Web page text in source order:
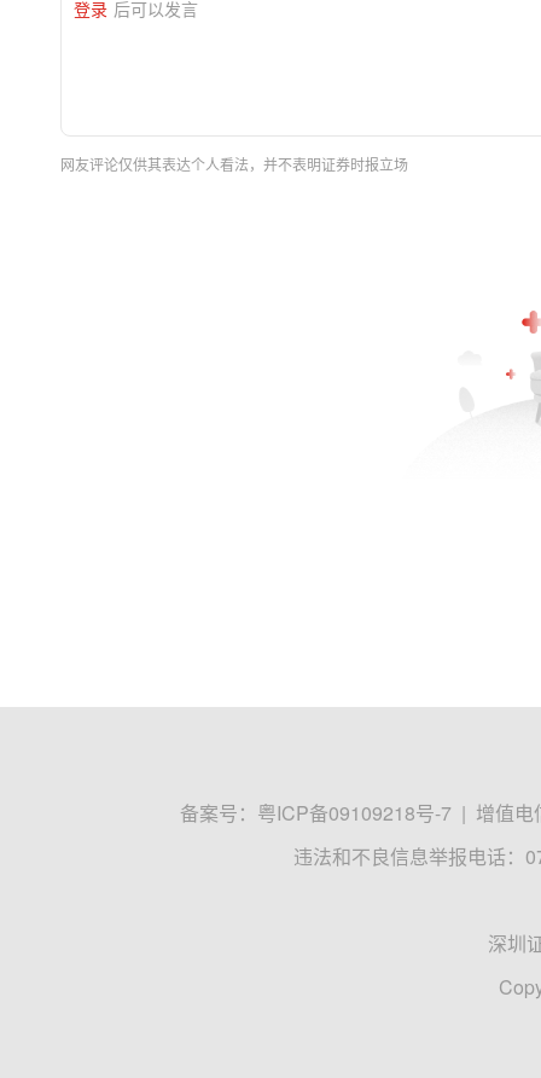
登录 后可以发言
网友评论仅供其表达个人看法，并不表明证券时报立场
备案号： 粤ICP备09109218号-7 | 增值电
违法和不良信息举报电话：
深圳